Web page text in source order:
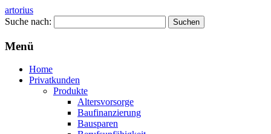
artorius
Suche nach:
Menü
Home
Privatkunden
Produkte
Altersvorsorge
Baufinanzierung
Bausparen